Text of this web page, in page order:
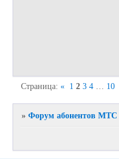
Страница:« 1 2 3 4 10
»Форум абонентов МТС